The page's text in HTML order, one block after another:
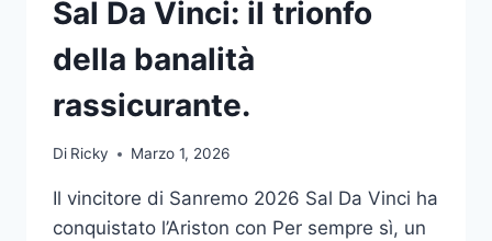
Sal Da Vinci: il trionfo
della banalità
rassicurante.
Di Ricky Marzo 1, 2026
Il vincitore di Sanremo 2026 Sal Da Vinci ha
conquistato l’Ariston con Per sempre sì, un